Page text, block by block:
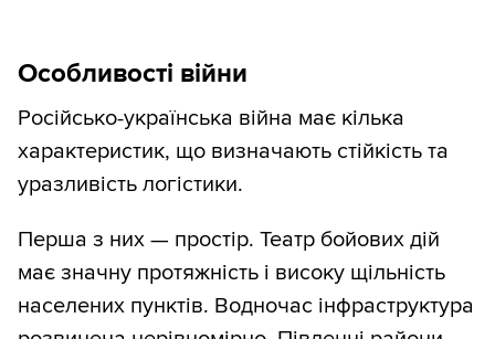
Особливості війни
Російсько-українська війна має кілька
характеристик, що визначають стійкість та
уразливість логістики.
Перша з них — простір. Театр бойових дій
має значну протяжність і високу щільність
населених пунктів. Водночас інфраструктура